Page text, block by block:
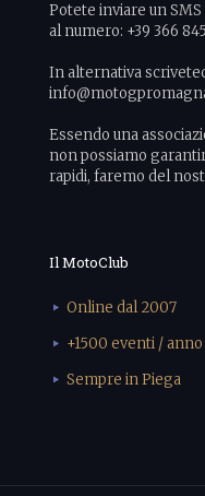
Potete inviare un SMS
al numero: +39 366
In alternativa
Essendo una
non possiamo
rapidi, faremo del
Il MotoClub
Online dal 2007
+1500 eventi / anno
Sempre in Piega